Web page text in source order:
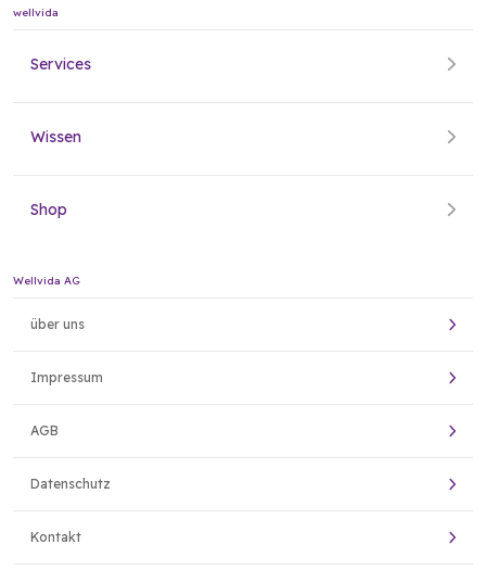
wellvida
Services
Wissen
Shop
Wellvida AG
über uns
Impressum
AGB
Datenschutz
Kontakt